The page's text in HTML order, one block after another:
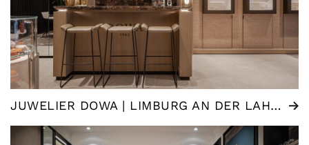
JUWELIER DOWA | LIMBURG AN DER LAHN (DE)